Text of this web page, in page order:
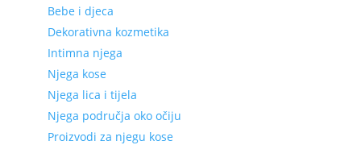
Bebe i djeca
Dekorativna kozmetika
Intimna njega
Njega kose
Njega lica i tijela
Njega područja oko očiju
Proizvodi za njegu kose